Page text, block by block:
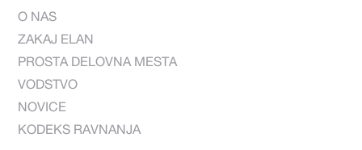
O NAS
ZAKAJ ELAN
PROSTA DELOVNA MESTA
VODSTVO
NOVICE
KODEKS RAVNANJA